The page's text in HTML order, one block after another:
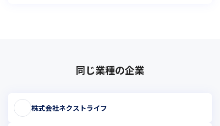
同じ業種の企業
株式会社ネクストライフ